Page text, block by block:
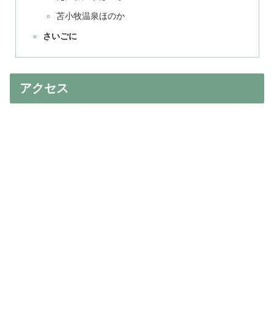
苫小牧温泉ほのか
さいごに
アクセス